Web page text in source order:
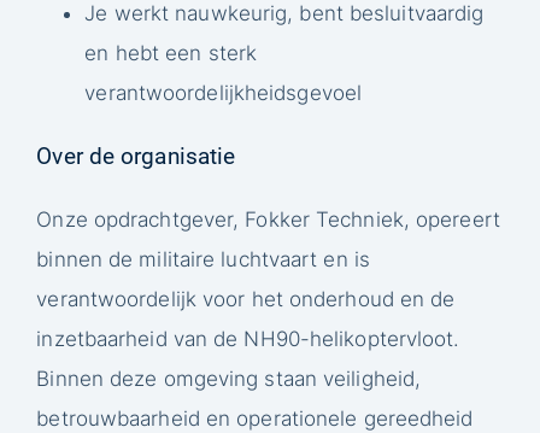
Je werkt nauwkeurig, bent besluitvaardig
en hebt een sterk
verantwoordelijkheidsgevoel
Over de organisatie
Onze opdrachtgever, Fokker Techniek, opereert
binnen de militaire luchtvaart en is
verantwoordelijk voor het onderhoud en de
inzetbaarheid van de NH90-helikoptervloot.
Binnen deze omgeving staan veiligheid,
betrouwbaarheid en operationele gereedheid